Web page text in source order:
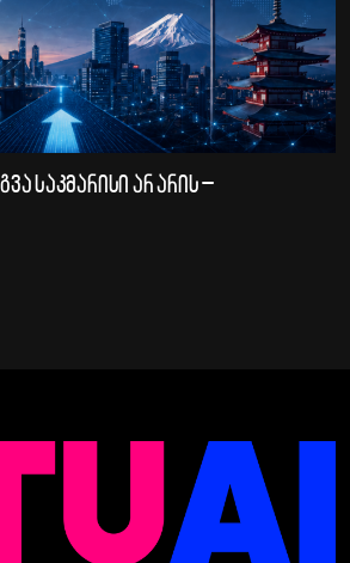
საკმარისი არ არის –